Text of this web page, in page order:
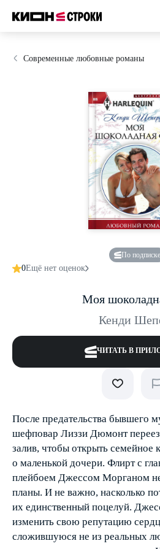
Современные любовные романы
По подписке
0Ещё нет оценок
Моя
Кенди
ЧИТАТЬ В
После предательства бывшего
шеф­повар Лиззи Дюмонт
залив, чтобы открыть семейное
о маленькой дочери. Флирт с
плейбоем Джессом Морганом
планы. И не важно, насколько
их единственный поцелуй.
изменить свою репутацию
сложившуюся не из реальных